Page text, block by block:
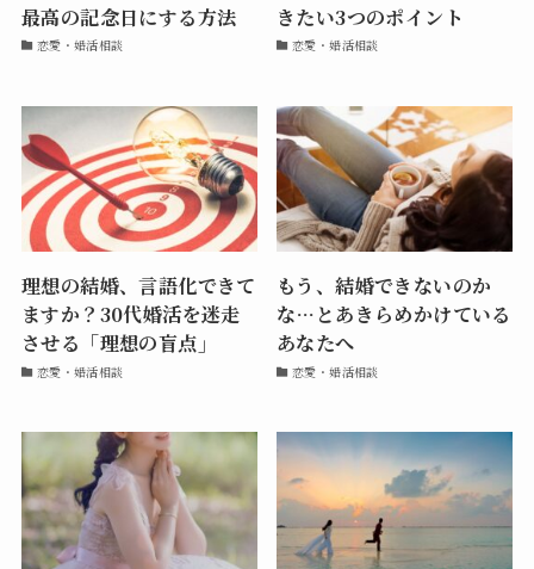
最高の記念日にする方法
恋愛・婚活相談
きたい3つのポイント
恋愛・婚活相談
理想の結婚、言語化できて
ますか？30代婚活を迷走
させる「理想の盲点」
恋愛・婚活相談
もう、結婚できないのか
な…とあきらめかけている
あなたへ
恋愛・婚活相談